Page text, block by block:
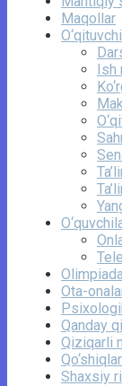
Maqollar
Ota-
Qanday
Qiziqarli
Shaxsiy